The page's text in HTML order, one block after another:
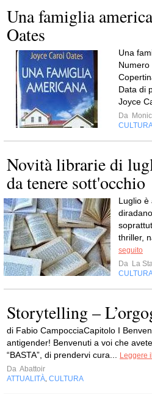
Una famiglia
Oates
Una
Data di
Joyce
Da
Novità librarie di
da tenere sott'occhio
Luglio è
thriller,
seguito
Da La
Storytelling –
di Fabio CampocciaCapitolo I
antigender! Benvenuti a voi che
“BASTA”, di prendervi cura...
Leggere
Da Abattoir
ATTUALITÀ CULTURA